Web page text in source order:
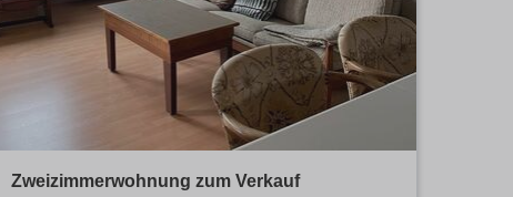
Zweizimmerwohnung zum Verkauf